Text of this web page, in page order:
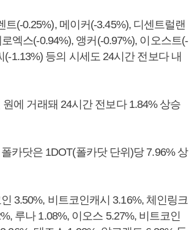
(-0.25%), 메이커(-3.45%), 디센트럴랜
엑스(-0.94%), 앵커(-0.97%), 이오스트(-
1.13%) 등의 시세도 24시간 전보다 내
에 거래돼 24시간 전보다 1.84% 상승
카닷은 1DOT(폴카닷 단위)당 7.96% 상
3.50%, 비트코인캐시 3.16%, 체인링크
루나 1.08%, 이오스 5.27%, 비트코인